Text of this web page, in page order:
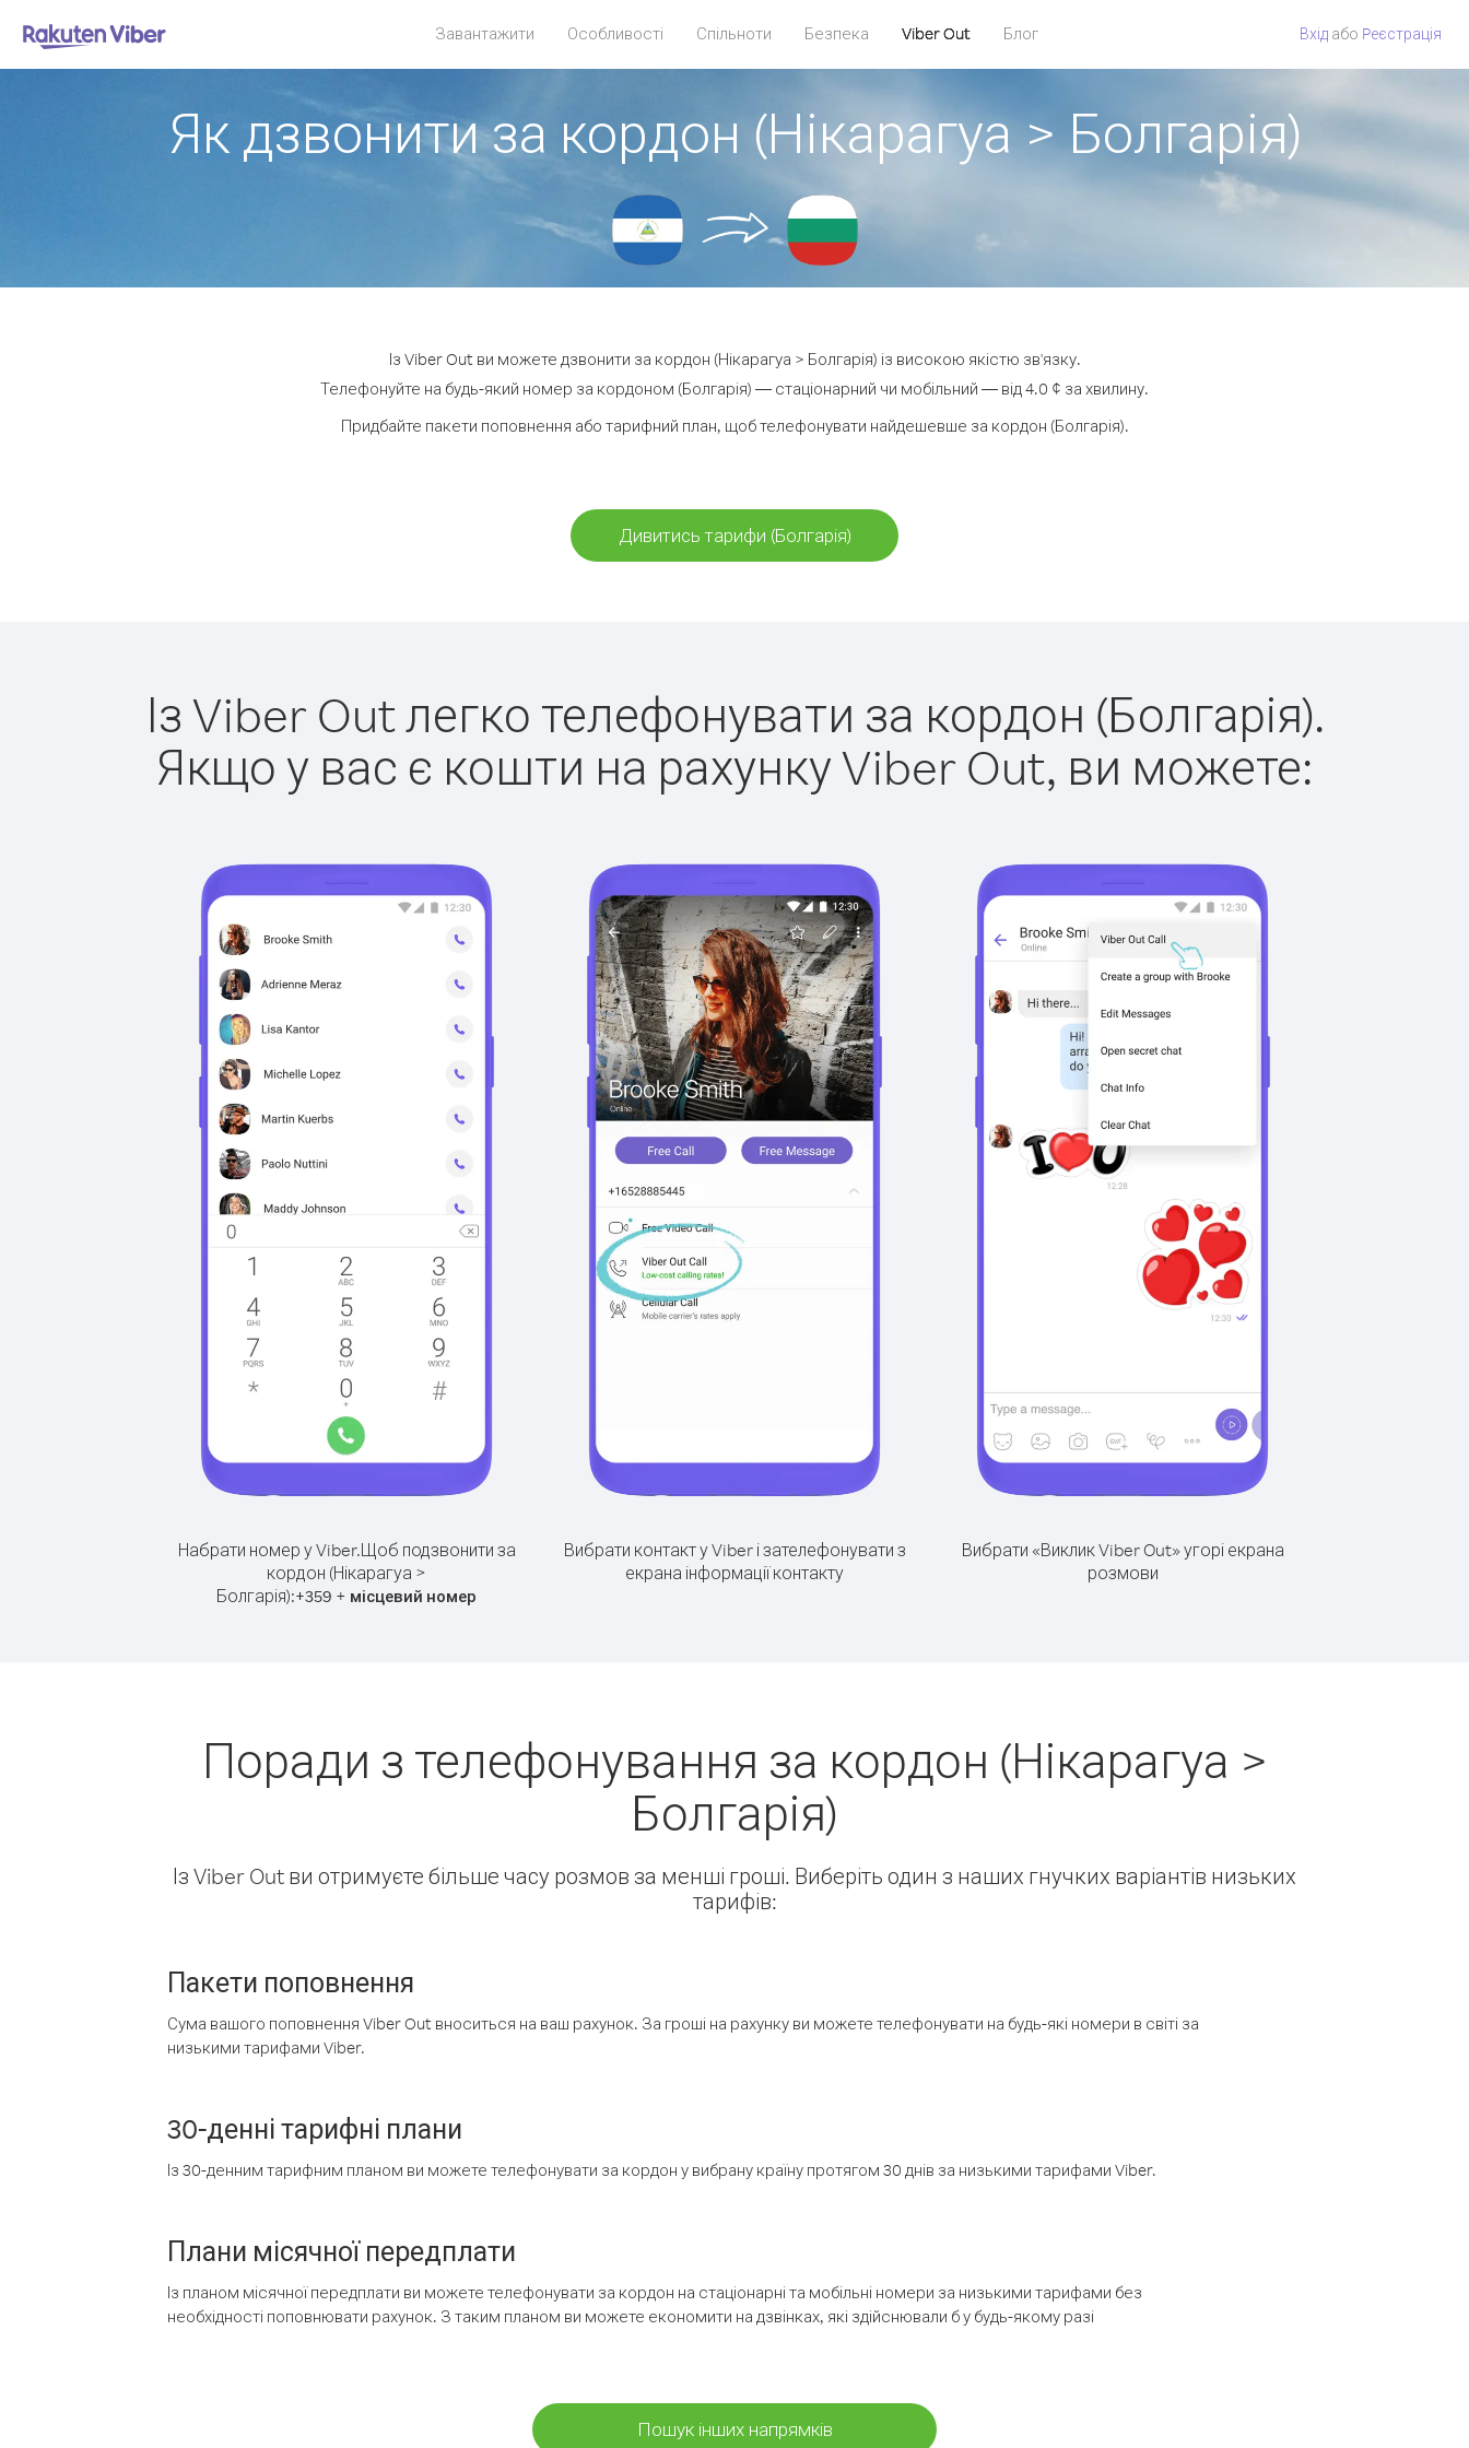
Завантажити Особливості Спільноти Безпека Viber Out Блог Вхід або Pеєстрація
Як дзвонити за кордон (Нікарагуа > Болгарія)
Із Viber Out ви можете дзвонити за кордон (Нікарагуа > Болгарія) із високою якістю зв'язку.
Телефонуйте на будь-який номер за кордоном (Болгарія) — стаціонарний чи мобільний — від 4.0 ¢ за хвилину.
Придбайте пакети поповнення або тарифний план, щоб телефонувати найдешевше за кордон (Болгарія).
Дивитись тарифи (Болгарія)
Із Viber Out легко телефонувати за кордон (Болгарія).
Якщо у вас є кошти на рахунку Viber Out, ви можете:
Набрати номер у Viber.Щоб подзвонити за
кордон (Нікарагуа >
Болгарія):+359 + місцевий номер
Вибрати контакт у Viber і зателефонувати з
екрана інформації контакту
Вибрати «Виклик Viber Out» угорі екрана
розмови
Поради з телефонування за кордон (Нікарагуа >
Болгарія)
Із Viber Out ви отримуєте більше часу розмов за менші гроші. Виберіть один з наших гнучких варіантів низьких
тарифів:
Пакети поповнення
Сума вашого поповнення Viber Out вноситься на ваш рахунок. За гроші на рахунку ви можете телефонувати на будь-які номери в світі за
низькими тарифами Viber.
30-денні тарифні плани
Із 30-денним тарифним планом ви можете телефонувати за кордон у вибрану країну протягом 30 днів за низькими тарифами Viber.
Плани місячної передплати
Із планом місячної передплати ви можете телефонувати за кордон на стаціонарні та мобільні номери за низькими тарифами без
необхідності поповнювати рахунок. З таким планом ви можете економити на дзвінках, які здійснювали б у будь-якому разі
Пошук інших напрямків